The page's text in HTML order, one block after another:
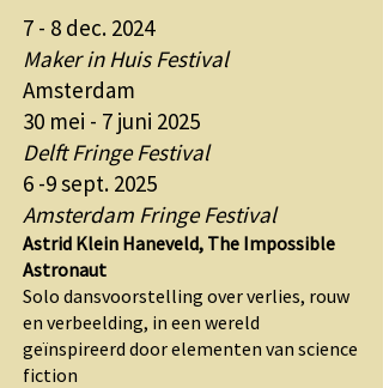
7 - 8 dec. 2024
Maker in Huis Festival
Amsterdam
30 mei - 7 juni 2025
Delft Fringe Festival
6 -9 sept. 2025
Amsterdam Fringe Festival
Astrid Klein Haneveld, The Impossible
Astronaut
Solo dansvoorstelling over verlies, rouw
en verbeelding, in een wereld
geïnspireerd door elementen van science
fiction